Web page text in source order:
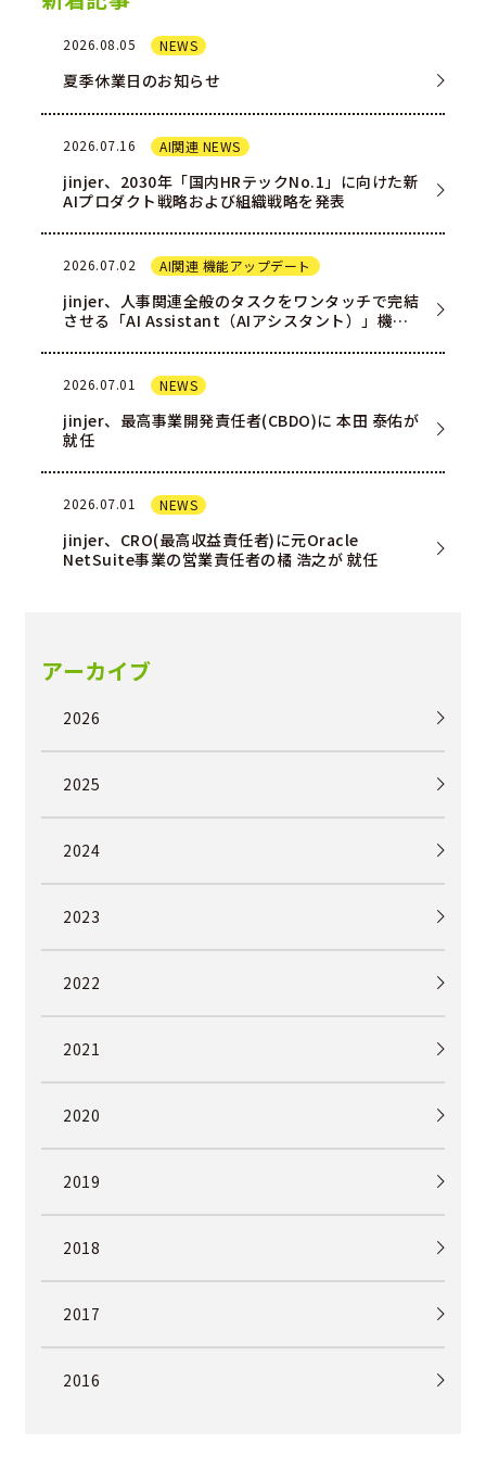
2026.08.05 NEWS
夏季休業日のお知らせ
2026.07.16 AI関連 NEWS
jinjer、2030年「国内HRテックNo.1」に向けた新
AIプロダクト戦略および組織戦略を発表
2026.07.02 AI関連 機能アップデート
jinjer、人事関連全般のタスクをワンタッチで完結
させる「AI Assistant（AIアシスタント）」機能
2026.07.01 NEWS
jinjer、最高事業開発責任者(CBDO)に 本田 泰佑が
就任
2026.07.01 NEWS
jinjer、CRO(最高収益責任者)に元Oracle
NetSuite事業の営業責任者の橘 浩之が 就任
アーカイブ
2026
2025
2024
2023
2022
2021
2020
2019
2018
2017
2016